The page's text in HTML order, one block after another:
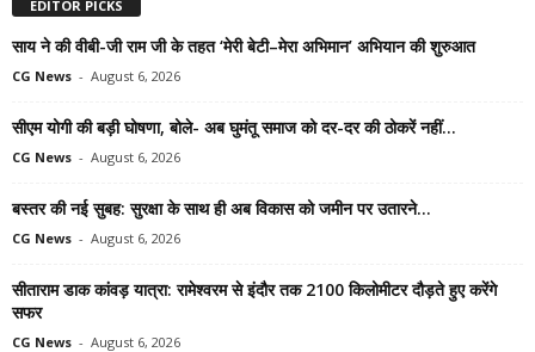
EDITOR PICKS
साय ने की वीबी-जी राम जी के तहत ‘मेरी बेटी–मेरा अभिमान’ अभियान की शुरुआत
CG News - August 6, 2026
सीएम योगी की बड़ी घोषणा, बोले- अब घुमंतू समाज को दर-दर की ठोकरें नहीं...
CG News - August 6, 2026
बस्तर की नई सुबह: सुरक्षा के साथ ही अब विकास को जमीन पर उतारने...
CG News - August 6, 2026
सीताराम डाक कांवड़ यात्रा: रामेश्वरम से इंदौर तक 2100 किलोमीटर दौड़ते हुए करेंगे
सफर
CG News - August 6, 2026